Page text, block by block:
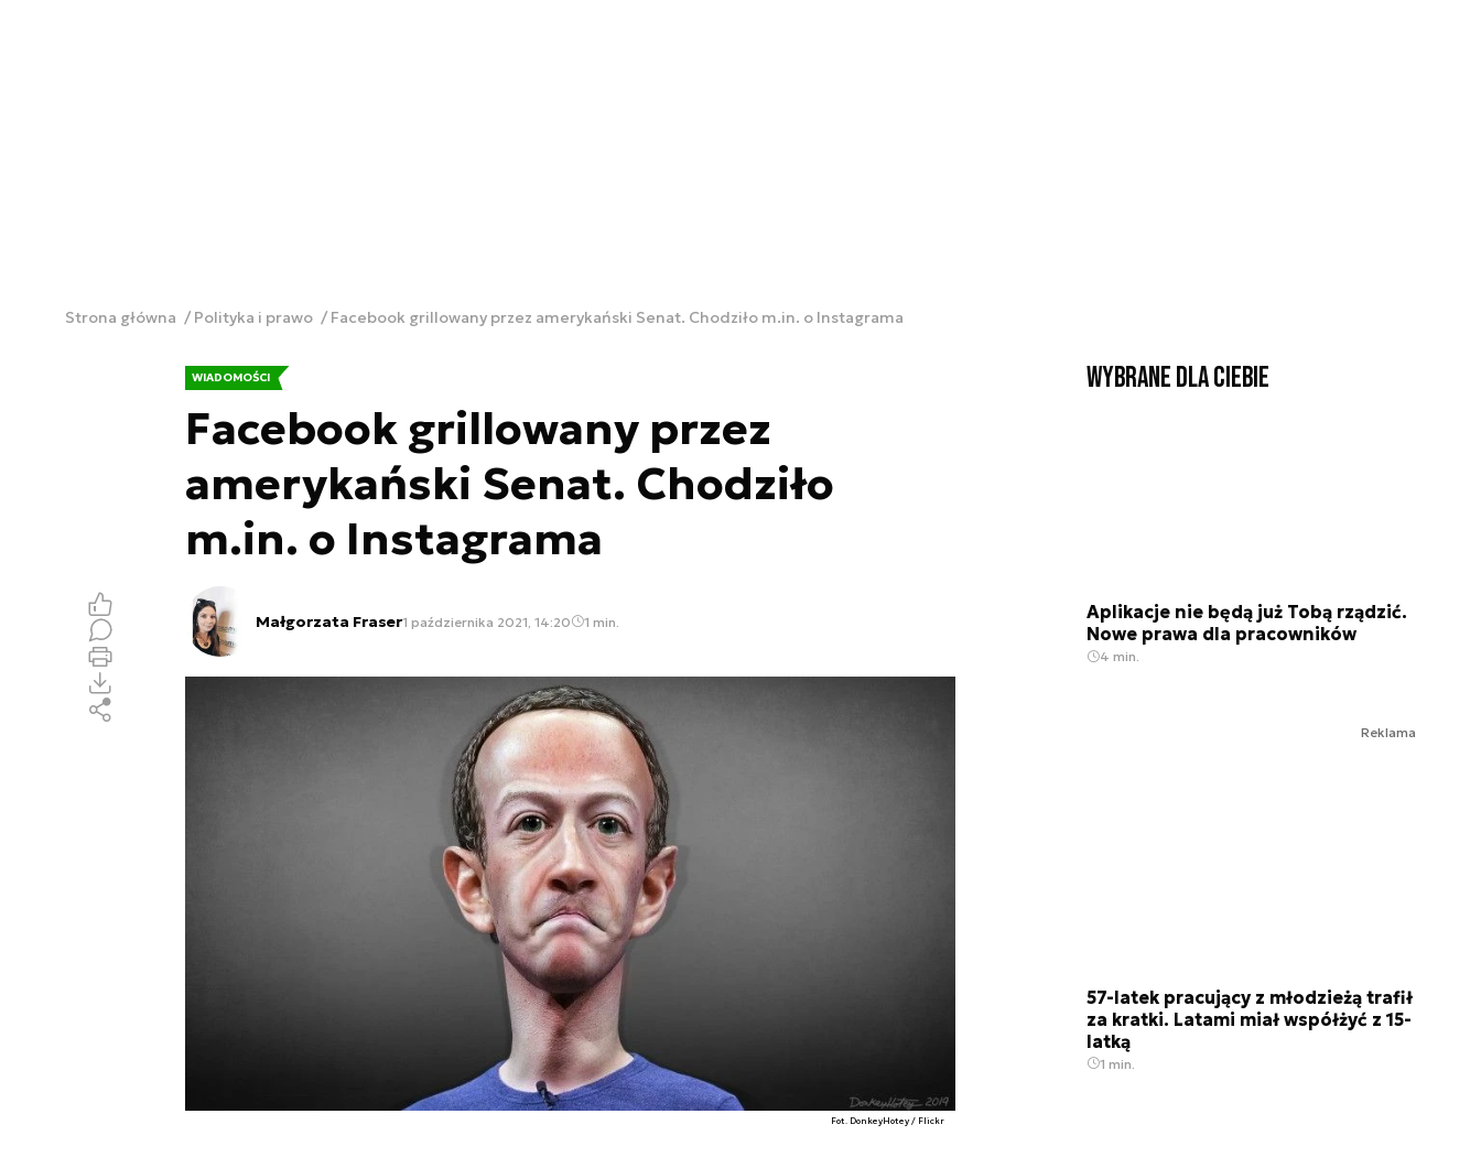
Strona główna Polityka i prawo Facebook grillowany przez amerykański Senat. Chodziło m.in. o Instagrama
WIADOMOŚCI
Facebook grillowany przez
amerykański Senat. Chodziło
m.in. o Instagrama
Małgorzata Fraser1 października 2021, 14:20 1 min.
Fot. DonkeyHotey / Flickr
Wybrane dla Ciebie
Aplikacje nie będą już Tobą rządzić.
Nowe prawa dla pracowników
4 min.
Reklama
57-latek pracujący z młodzieżą trafił
za kratki. Latami miał współżyć z 15-
latką
1 min.